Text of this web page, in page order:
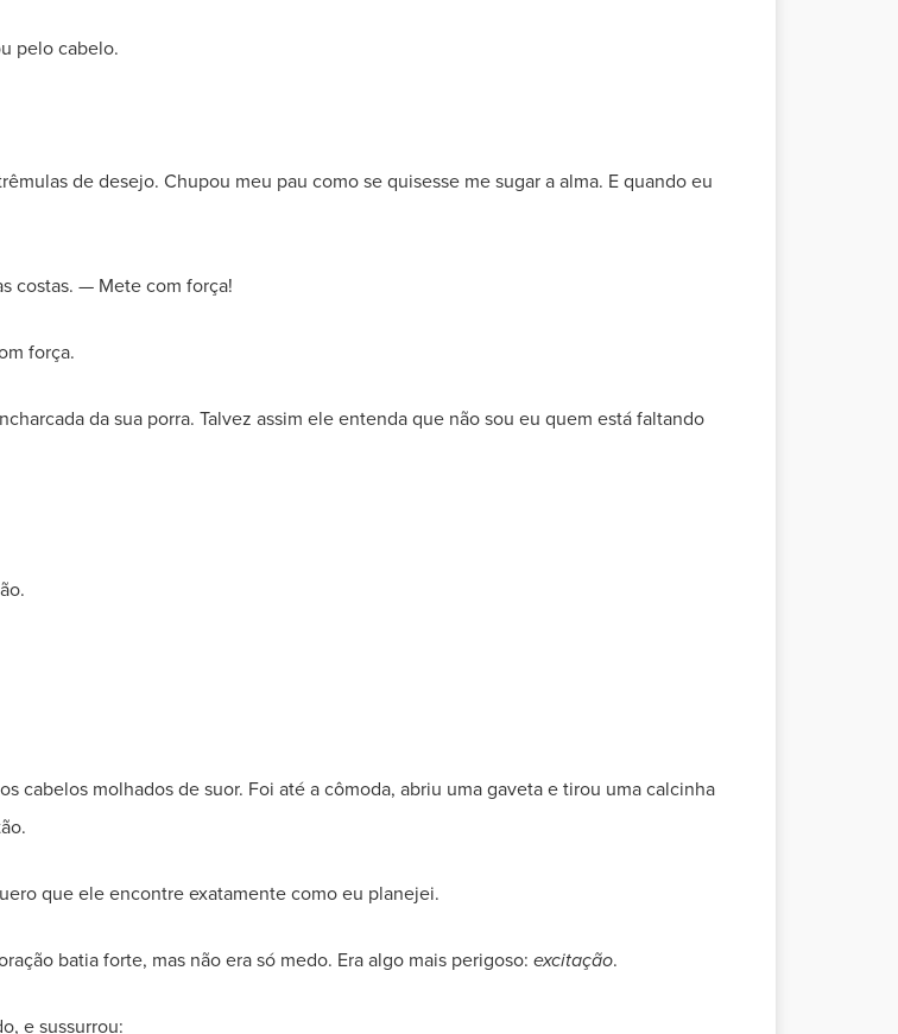
pelo cabelo.
de desejo. Chupou meu pau como se quisesse me sugar a alma. E quando eu
costas. — Mete com força!
força.
da sua porra. Talvez assim ele entenda que não sou eu quem está faltando
cabelos molhados de suor. Foi até a cômoda, abriu uma gaveta e tirou uma calcinha
que ele encontre exatamente como eu planejei.
batia forte, mas não era só medo. Era algo mais perigoso: excitação.
e sussurrou: